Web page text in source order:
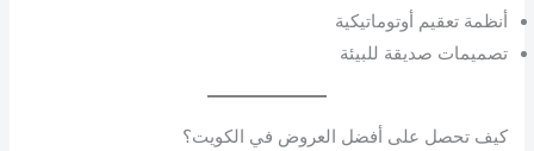
أنظمة تعقيم أوتوماتيكية
تصميمات صديقة للبيئة
كيف تحصل على أفضل العروض في الكويت؟